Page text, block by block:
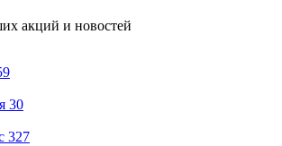
акций и новостей
30
327